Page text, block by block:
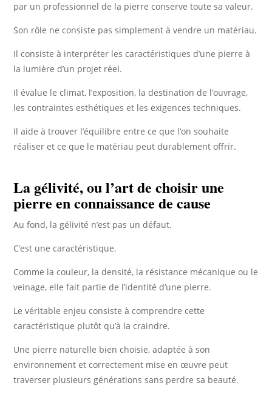
par un professionnel de la pierre conserve toute sa valeur.
Son rôle ne consiste pas simplement à vendre un matériau.
Il consiste à interpréter les caractéristiques d’une pierre à
la lumière d’un projet réel.
Il évalue le climat, l’exposition, la destination de l’ouvrage,
les contraintes esthétiques et les exigences techniques.
Il aide à trouver l’équilibre entre ce que l’on souhaite
réaliser et ce que le matériau peut durablement offrir.
La gélivité, ou l’art de choisir une
pierre en connaissance de cause
Au fond, la gélivité n’est pas un défaut.
C’est une caractéristique.
Comme la couleur, la densité, la résistance mécanique ou le
veinage, elle fait partie de l’identité d’une pierre.
Le véritable enjeu consiste à comprendre cette
caractéristique plutôt qu’à la craindre.
Une pierre naturelle bien choisie, adaptée à son
environnement et correctement mise en œuvre peut
traverser plusieurs générations sans perdre sa beauté.